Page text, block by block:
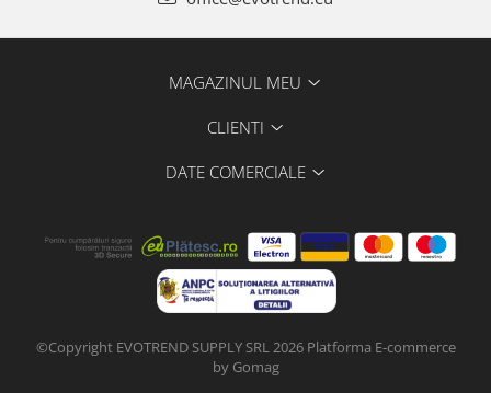
MAGAZINUL MEU
CLIENTI
DATE COMERCIALE
©Copyright EVOTREND SUPPLY SRL 2026 Platforma E-commerce
by Gomag